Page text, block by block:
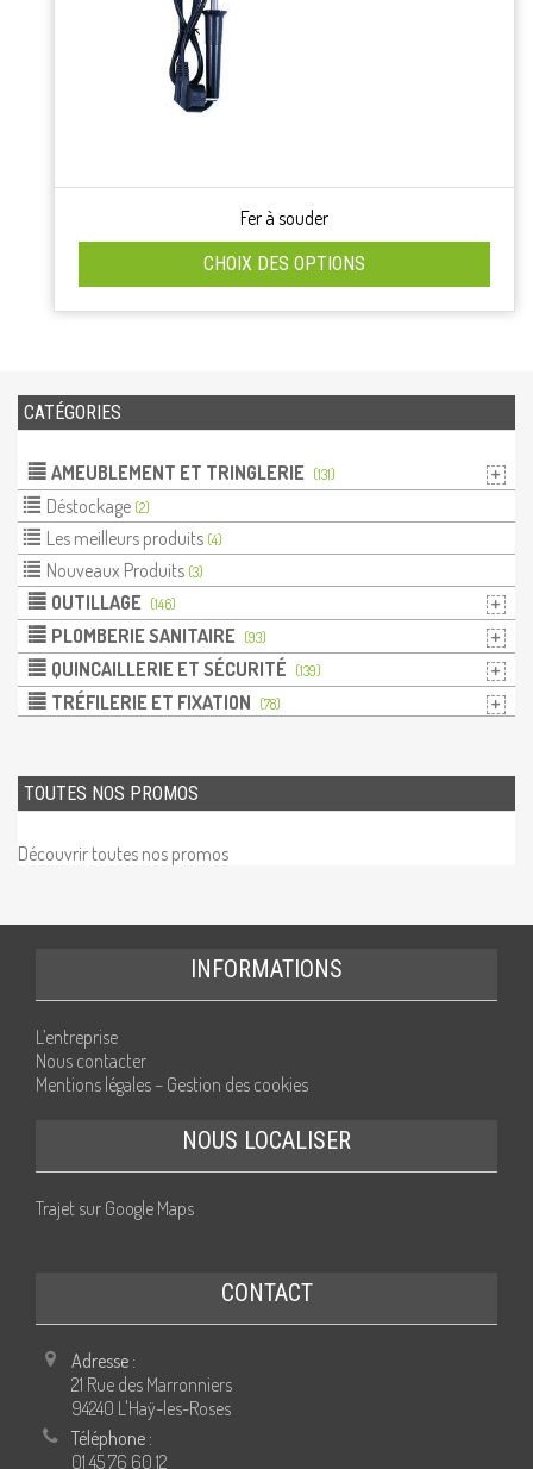
Fer à souder
CHOIX DES OPTIONS
CATÉGORIES
AMEUBLEMENT ET TRINGLERIE (131)
Déstockage (2)
Les meilleurs produits (4)
Nouveaux Produits (3)
OUTILLAGE (146)
PLOMBERIE SANITAIRE (93)
QUINCAILLERIE ET SÉCURITÉ (139)
TRÉFILERIE ET FIXATION (78)
TOUTES NOS PROMOS
Découvrir toutes nos promos
INFORMATIONS
L’entreprise
Nous contacter
Mentions légales – Gestion des cookies
NOUS LOCALISER
Trajet sur Google Maps
CONTACT
Adresse :
21 Rue des Marronniers
94240 L'Haÿ-les-Roses
Téléphone :
01 45 76 60 12